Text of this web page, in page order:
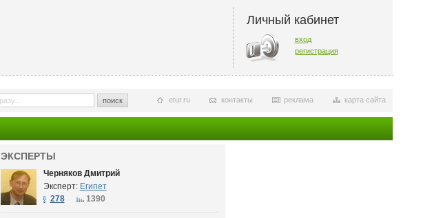
Личный кабинет
вход
регистрация
поиск карта сайта
реклама
контакты
etur.ru
ЭКСПЕРТЫ
Черняков Дмитрий
Эксперт: Египет
278
1390